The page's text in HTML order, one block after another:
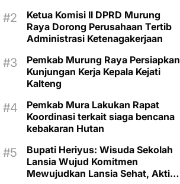
Ketua Komisi II DPRD Murung
Raya Dorong Perusahaan Tertib
Administrasi Ketenagakerjaan
Pemkab Murung Raya Persiapkan
Kunjungan Kerja Kepala Kejati
Kalteng
Pemkab Mura Lakukan Rapat
Koordinasi terkait siaga bencana
kebakaran Hutan
Bupati Heriyus: Wisuda Sekolah
Lansia Wujud Komitmen
Mewujudkan Lansia Sehat, Aktif,